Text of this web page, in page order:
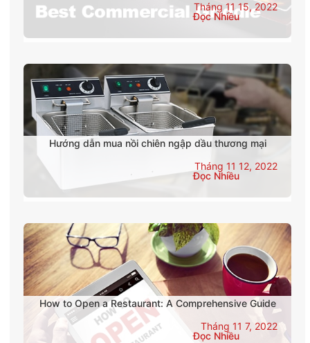
Tháng 11 15, 2022
Đọc Nhiều
Hướng dẫn mua nồi chiên ngập dầu thương mại
Tháng 11 12, 2022
Đọc Nhiều
How to Open a Restaurant: A Comprehensive Guide
Tháng 11 7, 2022
Đọc Nhiều